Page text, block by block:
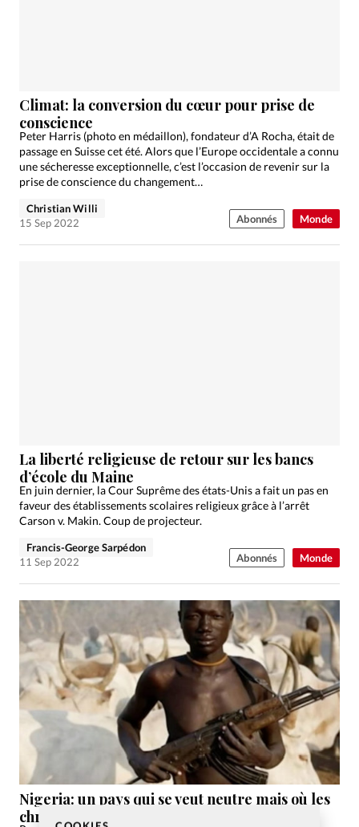
Monde
Climat: la conversion du cœur pour prise de
conscience
Peter Harris (photo en médaillon), fondateur d’A Rocha, était de
passage en Suisse cet été. Alors que l’Europe occidentale a connu
une sécheresse exceptionnelle, c’est l’occasion de revenir sur la
prise de conscience du changement…
Christian Willi
15 Sep 2022
Abonnés
Monde
La liberté religieuse de retour sur les bancs
d’école du Maine
En juin dernier, la Cour Suprême des états-Unis a fait un pas en
faveur des établissements scolaires religieux grâce à l’arrêt
Carson v. Makin. Coup de projecteur.
Francis-George Sarpédon
11 Sep 2022
Abonnés
Nigeria: un pays qui se veut neutre mais où les
chrétiens se font massacrer